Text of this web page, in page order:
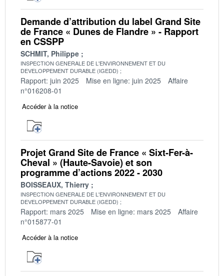
Demande d’attribution du label Grand Site
de France « Dunes de Flandre » - Rapport
en CSSPP
SCHMIT, Philippe
INSPECTION GENERALE DE L'ENVIRONNEMENT ET DU
DEVELOPPEMENT DURABLE (IGEDD)
Rapport: juin 2025 Mise en ligne: juin 2025
Affaire
n°016208-01
Accéder à la notice
Projet Grand Site de France « Sixt-Fer-à-
Cheval » (Haute-Savoie) et son
programme d’actions 2022 - 2030
BOISSEAUX, Thierry
INSPECTION GENERALE DE L'ENVIRONNEMENT ET DU
DEVELOPPEMENT DURABLE (IGEDD)
Rapport: mars 2025 Mise en ligne: mars 2025
Affaire
n°015877-01
Accéder à la notice